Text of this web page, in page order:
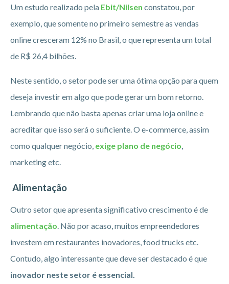
Um estudo realizado pela Ebit/Nilsen constatou, por
exemplo, que somente no primeiro semestre as vendas
online cresceram 12% no Brasil, o que representa um total
de R$ 26,4 bilhões.
Neste sentido, o setor pode ser uma ótima opção para quem
deseja investir em algo que pode gerar um bom retorno.
Lembrando que não basta apenas criar uma loja online e
acreditar que isso será o suficiente. O e-commerce, assim
como qualquer negócio, exige plano de negócio
marketing etc.
Alimentação
Outro setor que apresenta significativo crescimento é de
alimentação . Não por acaso, muitos empreendedores
investem em restaurantes inovadores, food trucks etc.
Contudo, algo interessante que deve ser destacado é que
inovador neste setor é essencial.